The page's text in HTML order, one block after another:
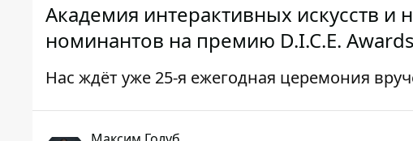
Академия интерактивных искусств и
номинантов на премию D.I.C.E.
Нас ждёт уже 25-я ежегодная церемония